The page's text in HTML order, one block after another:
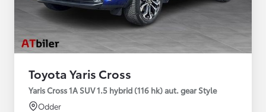
Toyota Yaris Cross
Yaris Cross 1A SUV 1.5 hybrid (116 hk) aut. gear Style
Odder